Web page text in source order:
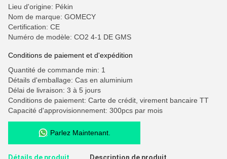
Lieu d'origine: Pékin
Nom de marque: GOMECY
Certification: CE
Numéro de modèle: CO2 4-1 DE GMS
Conditions de paiement et d'expédition
Quantité de commande min: 1
Détails d'emballage: Cas en aluminium
Délai de livraison: 3 à 5 jours
Conditions de paiement: Carte de crédit, virement bancaire TT
Capacité d'approvisionnement: 300pcs par mois
Parlez Maintenant.